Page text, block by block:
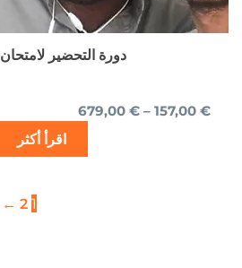
دورة التحضير لامتحان DELE
157,00€
–
679,00€
اقرأ أكثر
صفحة
المنتج
2
←